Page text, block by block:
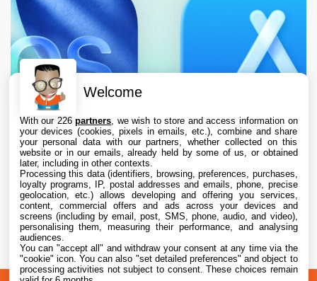
L’App Store est en panne pour plusieurs
utilisateurs, selon Apple
7 Aug. 2026 • 19:34
Welcome
With our 226partners , we wish to store and access information on
your devices (cookies, pixels in emails, etc.), combine and share
your personal data with our partners, whether collected on this
website or in our emails, already held by some of us, or obtained
later, including in other contexts.
Processing this data (identifiers, browsing, preferences, purchases,
loyalty programs, IP, postal addresses and emails, phone, precise
geolocation, etc.) allows developing and offering you services,
content, commercial offers and ads across your devices and
screens (including by email, post, SMS, phone, audio, and video),
personalising them, measuring their performance, and analysing
audiences.
You can "accept all" and withdraw your consent at any time via the
"cookie" icon. You can also "set detailed preferences" and object to
processing activities not subject to consent. These choices remain